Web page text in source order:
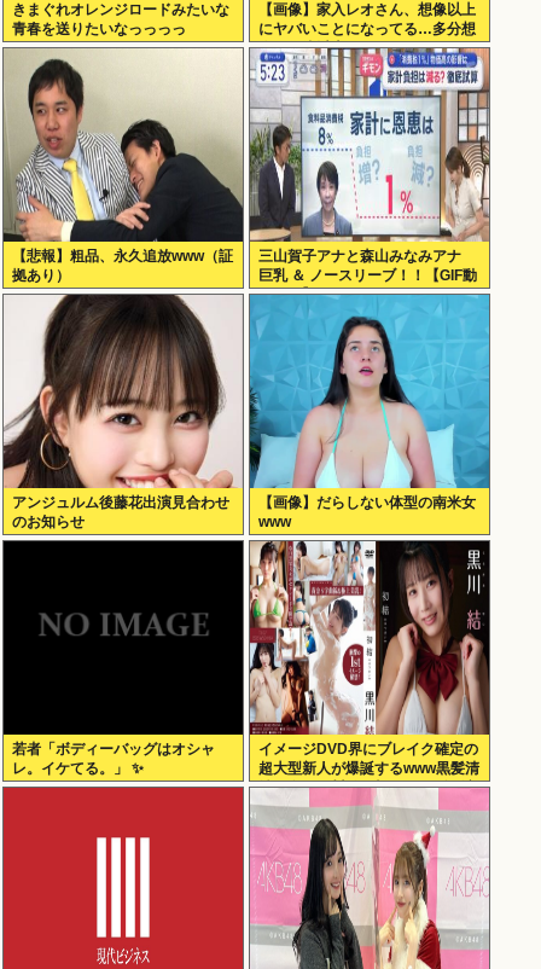
きまぐれオレンジロードみたいな
青春を送りたいなっっっっ
【画像】家入レオさん、想像以上
にヤバいことになってる…多分想
像の何倍以上もヤバいwww
【悲報】粗品、永久追放www（証
拠あり）
三山賀子アナと森山みなみアナ
巨乳 ＆ ノースリーブ！！【GIF動
画あり】
アンジュルム後藤花出演見合わせ
のお知らせ
【画像】だらしない体型の南米女
www
若者「ボディーバッグはオシャ
レ。イケてる。」 ✨
イメージDVD界にブレイク確定の
超大型新人が爆誕するwww黒髪清
純乙女・黒川結、顔もカラダも演
技もIVファンから絶賛の嵐！！処
女作「初結」の動画＆画像まと
め！！